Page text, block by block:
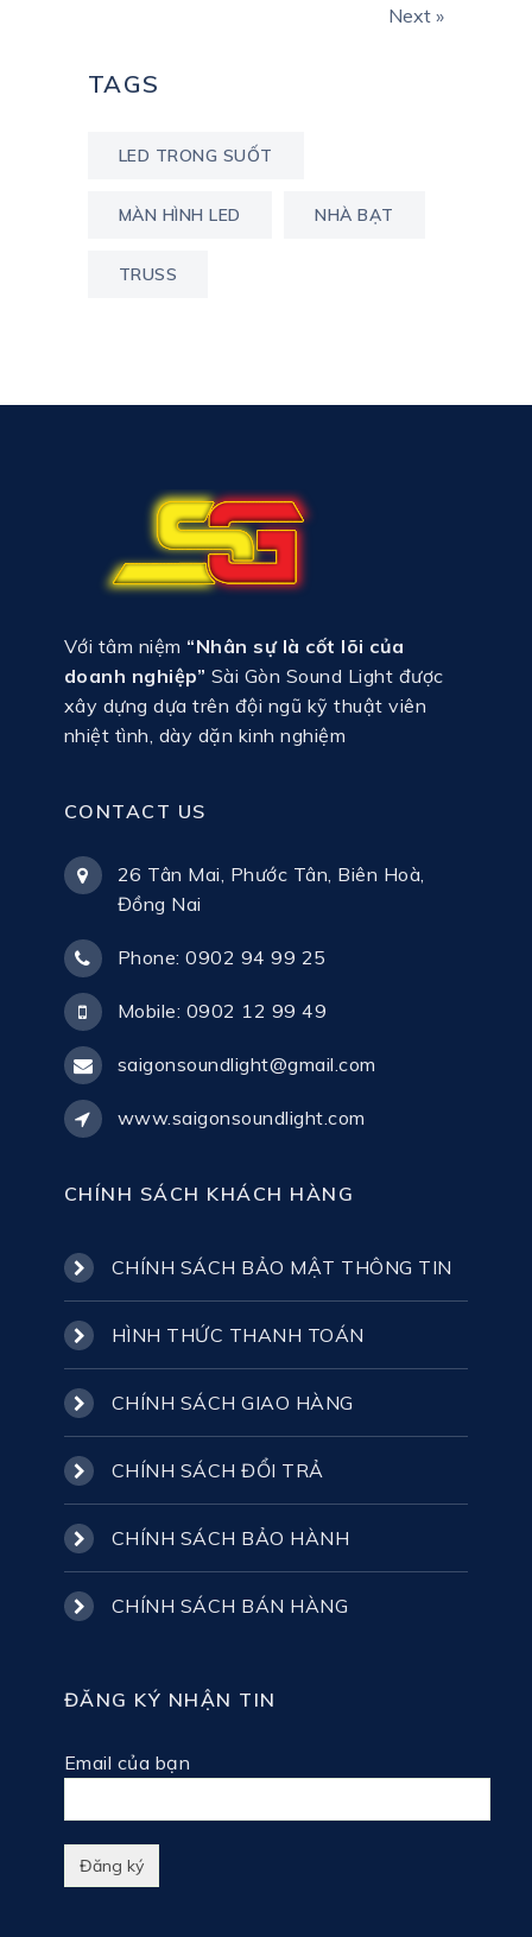
Next »
TAGS
LED TRONG SUỐT
MÀN HÌNH LED NHÀ BẠT
TRUSS
Với tâm niệm “Nhân sự là cốt lõi của
doanh nghiệp” Sài Gòn Sound Light được
xây dựng dựa trên đội ngũ kỹ thuật viên
nhiệt tình, dày dặn kinh nghiệm
CONTACT US
26 Tân Mai, Phước Tân, Biên Hoà,
Đồng Nai
Phone: 0902 94 99 25
Mobile: 0902 12 99 49
saigonsoundlight@gmail.com
www.saigonsoundlight.com
CHÍNH SÁCH KHÁCH HÀNG
CHÍNH SÁCH BẢO MẬT THÔNG TIN
HÌNH THỨC THANH TOÁN
CHÍNH SÁCH GIAO HÀNG
CHÍNH SÁCH ĐỔI TRẢ
CHÍNH SÁCH BẢO HÀNH
CHÍNH SÁCH BÁN HÀNG
ĐĂNG KÝ NHẬN TIN
Email của bạn